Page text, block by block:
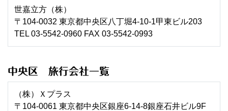
世嘉立方（株）
〒104-0032 東京都中央区八丁堀4-10-1甲東ビル203
TEL 03-5542-0960 FAX 03-5542-0993
中央区 旅行会社一覧
（株）Ｘプラス
〒104-0061 東京都中央区銀座6-14-8銀座石井ビル9F